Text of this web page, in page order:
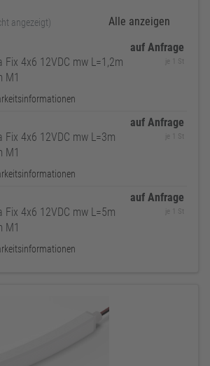
angezeigt)
Alle anzeigen
Fix 4x6 12VDC mw L=1,2m
M1
auf Anfrage
je 1 St
Fix 4x6 12VDC mw L=3m
M1
auf Anfrage
je 1 St
Fix 4x6 12VDC mw L=5m
M1
auf Anfrage
je 1 St